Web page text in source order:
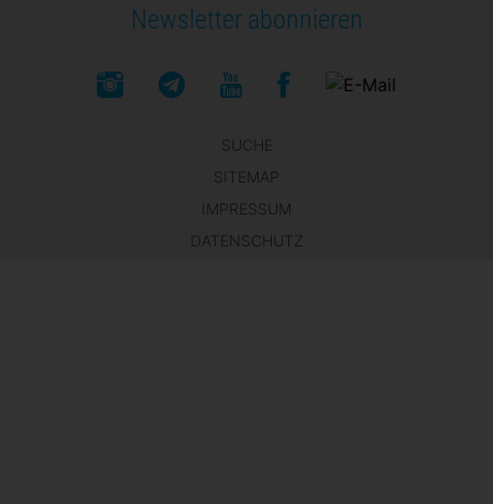
Newsletter abonnieren
SUCHE
SITEMAP
IMPRESSUM
DATENSCHUTZ